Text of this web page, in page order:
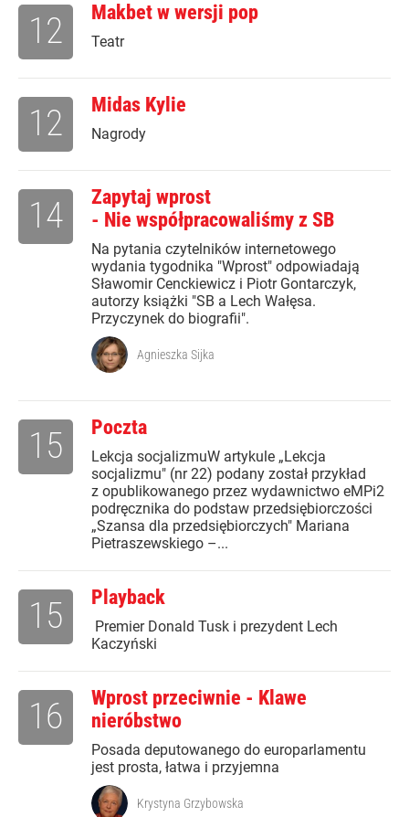
Makbet w wersji pop
Teatr
12
Midas Kylie
Nagrody
12
Zapytaj wprost
- Nie współpracowaliśmy z SB
Na pytania czytelników internetowego
wydania tygodnika "Wprost" odpowiadają
Sławomir Cenckiewicz i Piotr Gontarczyk,
autorzy książki "SB a Lech Wałęsa.
Przyczynek do biografii".
14
Agnieszka Sijka
Poczta
Lekcja socjalizmuW artykule „Lekcja
socjalizmu" (nr 22) podany został przykład
z opublikowanego przez wydawnictwo eMPi2
podręcznika do podstaw przedsiębiorczości
„Szansa dla przedsiębiorczych" Mariana
Pietraszewskiego –...
15
Playback
Premier Donald Tusk i prezydent Lech
Kaczyński
15
Wprost przeciwnie - Klawe
nieróbstwo
Posada deputowanego do europarlamentu
jest prosta, łatwa i przyjemna
16
Krystyna Grzybowska